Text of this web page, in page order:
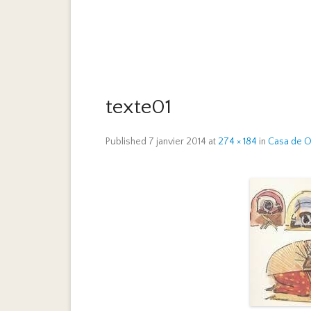
texte01
Published 7 janvier 2014 at 274 × 184 in Casa de